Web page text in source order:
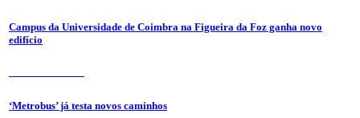
Campus da Universidade de Coimbra na Figueira da Foz ganha novo
edifício
‘Metrobus’ já testa novos caminhos